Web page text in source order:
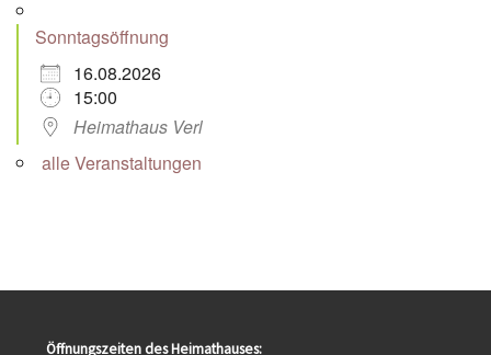
Sonntagsöffnung
16.08.2026
15:00
Heimathaus Verl
alle Veranstaltungen
Öffnungszeiten des Heimathauses: